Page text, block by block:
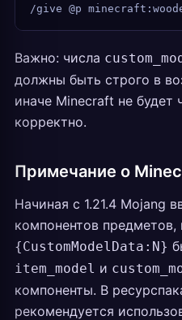
/give @p
Важно: числа
должны быть строго в
иначе Minecraft не будет
корректно.
Примечание о
Начиная с 1.21.4 Mojang
компонентов
{CustomModelData:N}
item_model и
компоненты. В
рекомендуется